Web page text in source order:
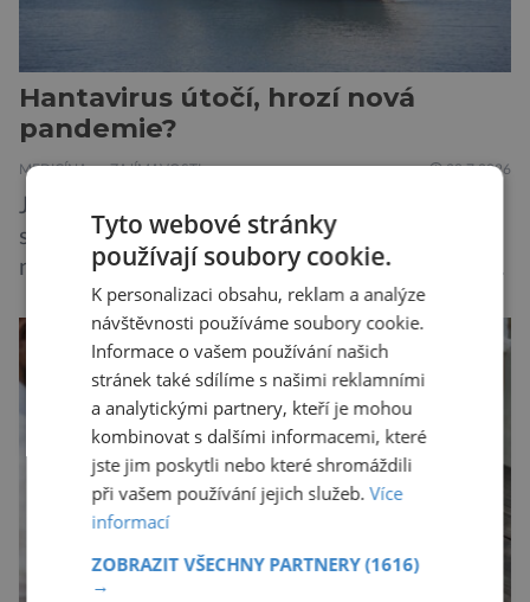
Hantavirus útočí, hrozí nová
pandemie?
MEDICÍNA ZAJÍMAVOSTI 28.7.2026
Je známou pravdou, že se na výletních lodích
snadno šíří gastrointestinální infekce, jako je
norovirus či E. coli, případně respirační infekce,
jak tomu bylo na počátku pandemie covidu.
Ovšem slyšet o prvním ohnisku hantaviru na
výletní lodi bylo znepokojivé i pro odborníky.
Zdá se, že nebezpečí bylo prozatím zažehnáno.
Máme se bát nové pandemie? Hantavirus […]
Tyto webové stránky
používají soubory cookie.
K personalizaci obsahu, reklam a analýze
návštěvnosti používáme soubory cookie.
Informace o vašem používání našich
stránek také sdílíme s našimi reklamními
a analytickými partnery, kteří je mohou
kombinovat s dalšími informacemi, které
jste jim poskytli nebo které shromáždili
při vašem používání jejich služeb.Více
informací
ZOBRAZIT VŠECHNY PARTNERY(1616)
→